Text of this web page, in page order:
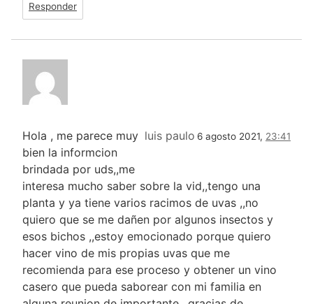
Responder
luis paulo 6 agosto 2021, 23:41
Hola , me parece muy
bien la informcion
brindada por uds,,me
interesa mucho saber sobre la vid,,tengo una
planta y ya tiene varios racimos de uvas ,,no
quiero que se me dañen por algunos insectos y
esos bichos ,,estoy emocionado porque quiero
hacer vino de mis propias uvas que me
recomienda para ese proceso y obtener un vino
casero que pueda saborear con mi familia en